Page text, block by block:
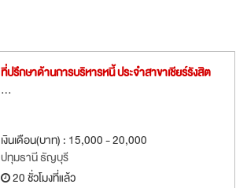
ที่ปรึกษาด้านการบริหารหนี้ ประจำสาขาเชียร์รังสิต
...
เงินเดือน(บาท) : 15,000 - 20,000
ปทุมธานี ธัญบุรี
20 ชั่วโมงที่แล้ว